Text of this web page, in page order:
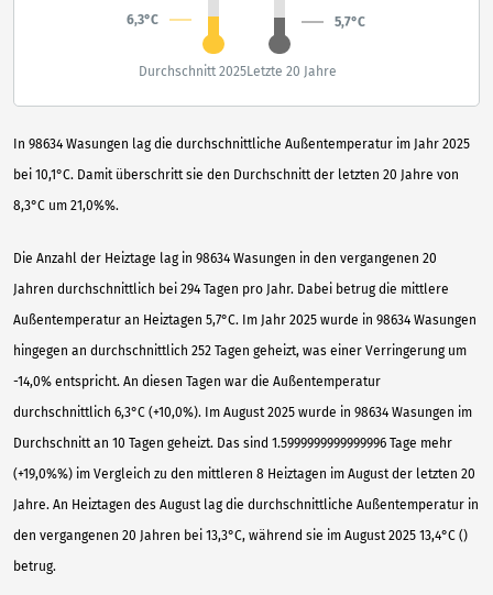
In 98634 Wasungen lag die durchschnittliche Außentemperatur im Jahr 2025
bei 10,1°C. Damit überschritt sie den Durchschnitt der letzten 20 Jahre von
8,3°C um 21,0%%.
Die Anzahl der Heiztage lag in 98634 Wasungen in den vergangenen 20
Jahren durchschnittlich bei 294 Tagen pro Jahr. Dabei betrug die mittlere
Außentemperatur an Heiztagen 5,7°C. Im Jahr 2025 wurde in 98634 Wasungen
hingegen an durchschnittlich 252 Tagen geheizt, was einer Verringerung um
-14,0% entspricht. An diesen Tagen war die Außentemperatur
durchschnittlich 6,3°C (+10,0%). Im August 2025 wurde in 98634 Wasungen im
Durchschnitt an 10 Tagen geheizt. Das sind 1.5999999999999996 Tage mehr
(+19,0%%) im Vergleich zu den mittleren 8 Heiztagen im August der letzten 20
Jahre. An Heiztagen des August lag die durchschnittliche Außentemperatur in
den vergangenen 20 Jahren bei 13,3°C, während sie im August 2025 13,4°C ()
betrug.
6,3°C 5,7°C
Durchschnitt 2025Letzte 20 Jahre